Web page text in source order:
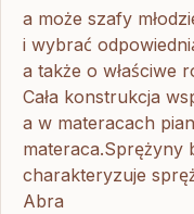
a może szafy
i wybrać
a także o właściwe
Cała konstrukcja
a w materacach
materaca.Sprężyny
charakteryzuje
Abra